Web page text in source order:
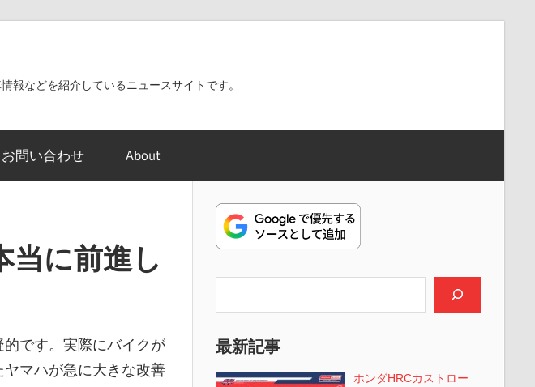
報などを紹介しているニュースサイトです。
お問い合わせ About
に前進し
です。実際にバイクが
マハが急に大きな改善
最新記事
ホンダHRCカストロー